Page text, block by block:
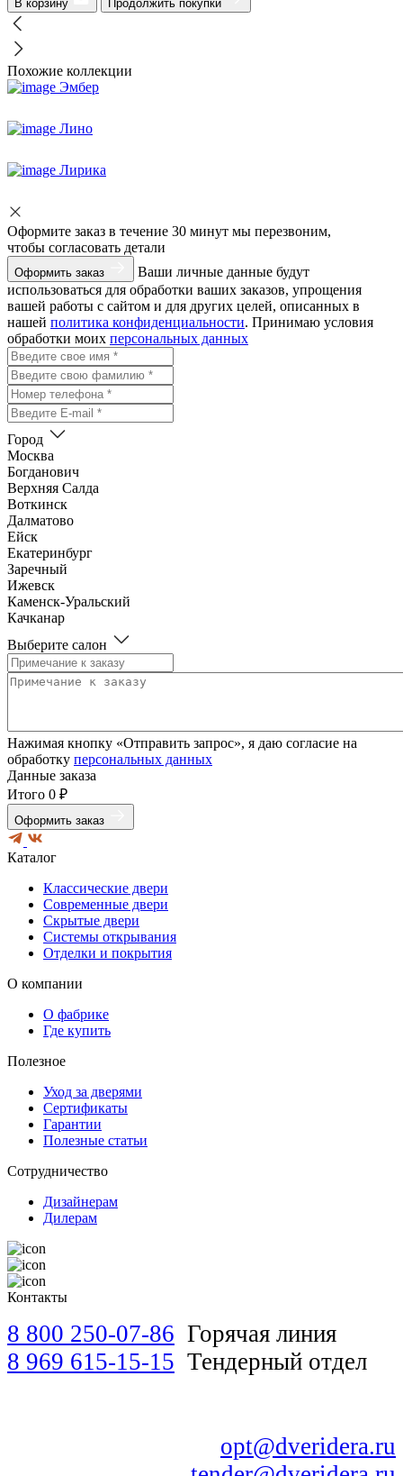
В корзину Продолжить покупки
Похожие коллекции
Эмбер
Лино
Лирика
Оформите заказ в течение 30 минут мы перезвоним,
чтобы согласовать детали
Оформить заказ
Ваши личные данные будут
использоваться для обработки ваших заказов, упрощения
вашей работы с сайтом и для других целей, описанных в
нашей политика конфиденциальности. Принимаю условия
обработки моих персональных данных
Город
Москва
Богданович
Верхняя Салда
Воткинск
Далматово
Ейск
Екатеринбург
Заречный
Ижевск
Каменск-Уральский
Качканар
Красноуфимск
Красноярск
Михайловка
Нефтеюганск
Нижневартовск
Нижний Тагил
Нижняя Тура
Новороссийск
Новоуральск
Нягань
Омск
Пенза
Полевской
Пятигорск
Ревда
Реж
Ростов-на-Дону
Сухой лог
Таганрог
Тобольск
Томск
Улан-Удэ
Хабаровск
Ханты-Мансийск
Челябинск
Шадринск
Югорск
Новосибирск
Владивосток
Нижний Новгород
Реутов
Челябинск
Барнаул
Чебоксары
Волгоград
Санкт-Петербург
Выберите салон
Нажимая кнопку «Отправить запрос», я даю согласие на
обработку персональных данных
Данные заказа
Итого 0 ₽
Оформить заказ
Каталог
Классические двери
Современные двери
Скрытые двери
Системы открывания
Отделки и покрытия
О компании
О фабрике
Где купить
Полезное
Уход за дверями
Сертификаты
Гарантии
Полезные статьи
Сотрудничество
Дизайнерам
Дилерам
Контакты
8 800 250-07-86 Горячая линия
8 969 615-15-15 Тендерный отдел
opt@dveridera.ru